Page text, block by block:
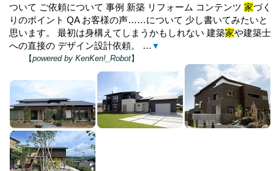
ついて ご依頼について 事例 新築 リフォーム コンテンツ家づく
りのポイント QA お客様の声……について 少し書いてみたいと
思います。 最初は身構えてしまうかもしれない 建築家や建築士
への直接の デザイン設計依頼。 … ▼
【powered by KenKen!_Robot】